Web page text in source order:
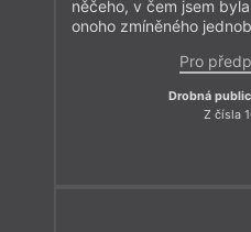
něčeho, v čem jsem
onoho zmíněného
Pro
Drobná
Z čísla